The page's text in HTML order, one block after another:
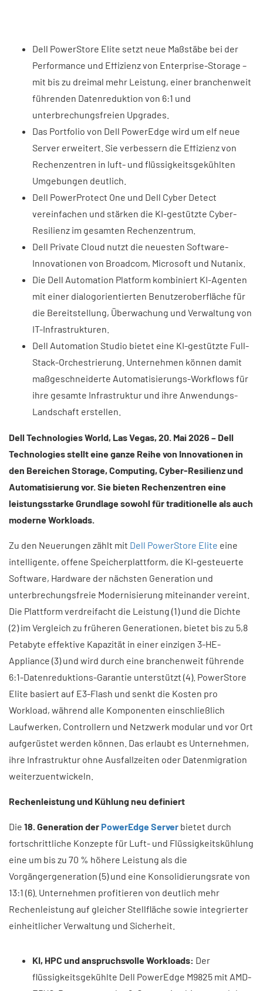
Dell PowerStore Elite setzt neue Maßstäbe bei der
Performance und Effizienz von Enterprise-Storage –
mit bis zu dreimal mehr Leistung, einer branchenweit
führenden Datenreduktion von 6:1 und
unterbrechungsfreien Upgrades.
Das Portfolio von Dell PowerEdge wird um elf neue
Server erweitert. Sie verbessern die Effizienz von
Rechenzentren in luft- und flüssigkeitsgekühlten
Umgebungen deutlich.
Dell PowerProtect One und Dell Cyber Detect
vereinfachen und stärken die KI-gestützte Cyber-
Resilienz im gesamten Rechenzentrum.
Dell Private Cloud nutzt die neuesten Software-
Innovationen von Broadcom, Microsoft und Nutanix.
Die Dell Automation Platform kombiniert KI-Agenten
mit einer dialogorientierten Benutzeroberfläche für
die Bereitstellung, Überwachung und Verwaltung von
IT-Infrastrukturen.
Dell Automation Studio bietet eine KI-gestützte Full-
Stack-Orchestrierung. Unternehmen können damit
maßgeschneiderte Automatisierungs-Workflows für
ihre gesamte Infrastruktur und ihre Anwendungs-
Landschaft erstellen.
Dell Technologies World, Las Vegas, 20. Mai 2026 – Dell
Technologies stellt eine ganze Reihe von Innovationen in
den Bereichen Storage, Computing, Cyber-Resilienz und
Automatisierung vor. Sie bieten Rechenzentren eine
leistungsstarke Grundlage sowohl für traditionelle als auch
moderne Workloads.
Zu den Neuerungen zählt mit Dell PowerStore Elite eine
intelligente, offene Speicherplattform, die KI-gesteuerte
Software, Hardware der nächsten Generation und
unterbrechungsfreie Modernisierung miteinander vereint.
Die Plattform verdreifacht die Leistung (1) und die Dichte
(2) im Vergleich zu früheren Generationen, bietet bis zu 5,8
Petabyte effektive Kapazität in einer einzigen 3-HE-
Appliance (3) und wird durch eine branchenweit führende
6:1-Datenreduktions-Garantie unterstützt (4). PowerStore
Elite basiert auf E3-Flash und senkt die Kosten pro
Workload, während alle Komponenten einschließlich
Laufwerken, Controllern und Netzwerk modular und vor Ort
aufgerüstet werden können. Das erlaubt es Unternehmen,
ihre Infrastruktur ohne Ausfallzeiten oder Datenmigration
weiterzuentwickeln.
Rechenleistung und Kühlung neu definiert
Die 18. Generation der PowerEdge Server bietet durch
fortschrittliche Konzepte für Luft- und Flüssigkeitskühlung
eine um bis zu 70 % höhere Leistung als die
Vorgängergeneration (5) und eine Konsolidierungsrate von
13:1 (6). Unternehmen profitieren von deutlich mehr
Rechenleistung auf gleicher Stellfläche sowie integrierter
einheitlicher Verwaltung und Sicherheit.
KI, HPC und anspruchsvolle Workloads: Der
flüssigkeitsgekühlte Dell PowerEdge M9825 mit AMD-